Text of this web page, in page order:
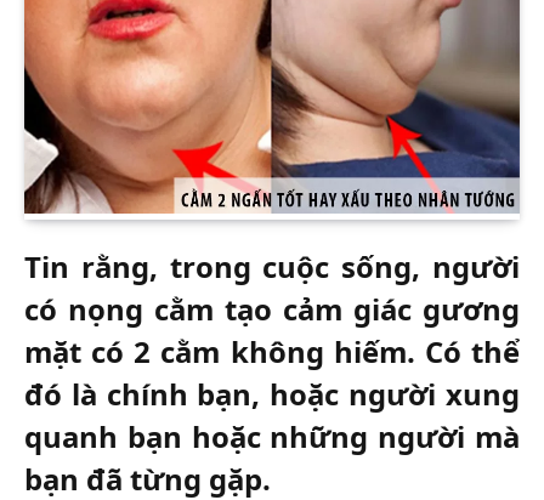
Tin rằng, trong cuộc sống, người
có nọng cằm tạo cảm giác gương
mặt có 2 cằm không hiếm. Có thể
đó là chính bạn, hoặc người xung
quanh bạn hoặc những người mà
bạn đã từng gặp.